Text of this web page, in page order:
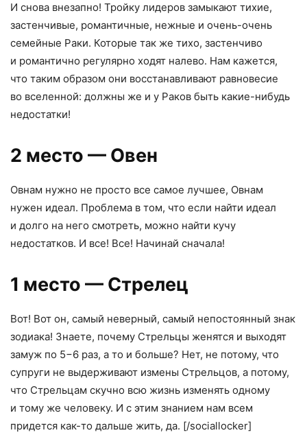
И снова внезапно! Тройку лидеров замыкают тихие,
застенчивые, романтичные, нежные и очень-очень
семейные Раки. Которые так же тихо, застенчиво
и романтично регулярно ходят налево. Нам кажется,
что таким образом они восстанавливают равновесие
во вселенной: должны же и у Раков быть какие-нибудь
недостатки!
2 место — Овен
Овнам нужно не просто все самое лучшее, Овнам
нужен идеал. Проблема в том, что если найти идеал
и долго на него смотреть, можно найти кучу
недостатков. И все! Все! Начинай сначала!
1 место — Стрелец
Вот! Вот он, самый неверный, самый непостоянный знак
зодиака! Знаете, почему Стрельцы женятся и выходят
замуж по 5−6 раз, а то и больше? Нет, не потому, что
супруги не выдерживают измены Стрельцов, а потому,
что Стрельцам скучно всю жизнь изменять одному
и тому же человеку. И с этим знанием нам всем
придется как-то дальше жить, да. [/sociallocker]